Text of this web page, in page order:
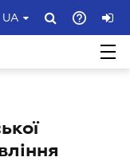
UA